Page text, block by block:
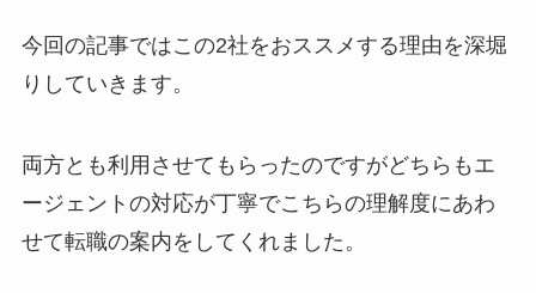
今回の記事ではこの2社をおススメする理由を深堀
りしていきます。
両方とも利用させてもらったのですがどちらもエ
ージェントの対応が丁寧でこちらの理解度にあわ
せて転職の案内をしてくれました。